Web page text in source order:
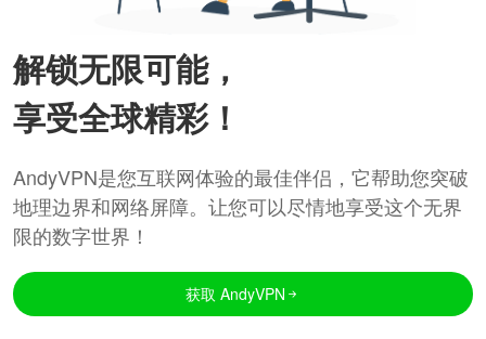
解锁无限可能，
享受全球精彩！
AndyVPN是您互联网体验的最佳伴侣，它帮助您突破
地理边界和网络屏障。让您可以尽情地享受这个无界
限的数字世界！
获取 AndyVPN